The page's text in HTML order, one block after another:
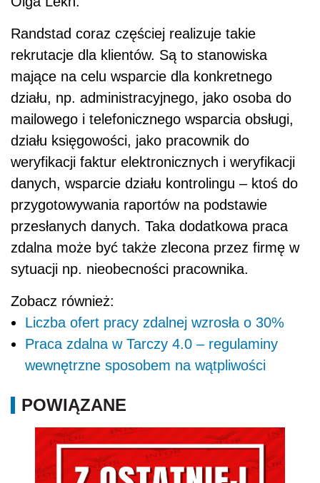
Randstad coraz częściej realizuje takie
rekrutacje dla klientów. Są to stanowiska
mające na celu wsparcie dla konkretnego
działu, np. administracyjnego, jako osoba do
mailowego i telefonicznego wsparcia obsługi,
działu księgowości, jako pracownik do
weryfikacji faktur elektronicznych i weryfikacji
danych, wsparcie działu kontrolingu – ktoś do
przygotowywania raportów na podstawie
przesłanych danych. Taka dodatkowa praca
zdalna może być także zlecona przez firmę w
sytuacji np. nieobecności pracownika.
Zobacz również:
Liczba ofert pracy zdalnej wzrosła o 30%
Praca zdalna w Tarczy 4.0 – regulaminy
wewnętrzne sposobem na wątpliwości
POWIĄZANE